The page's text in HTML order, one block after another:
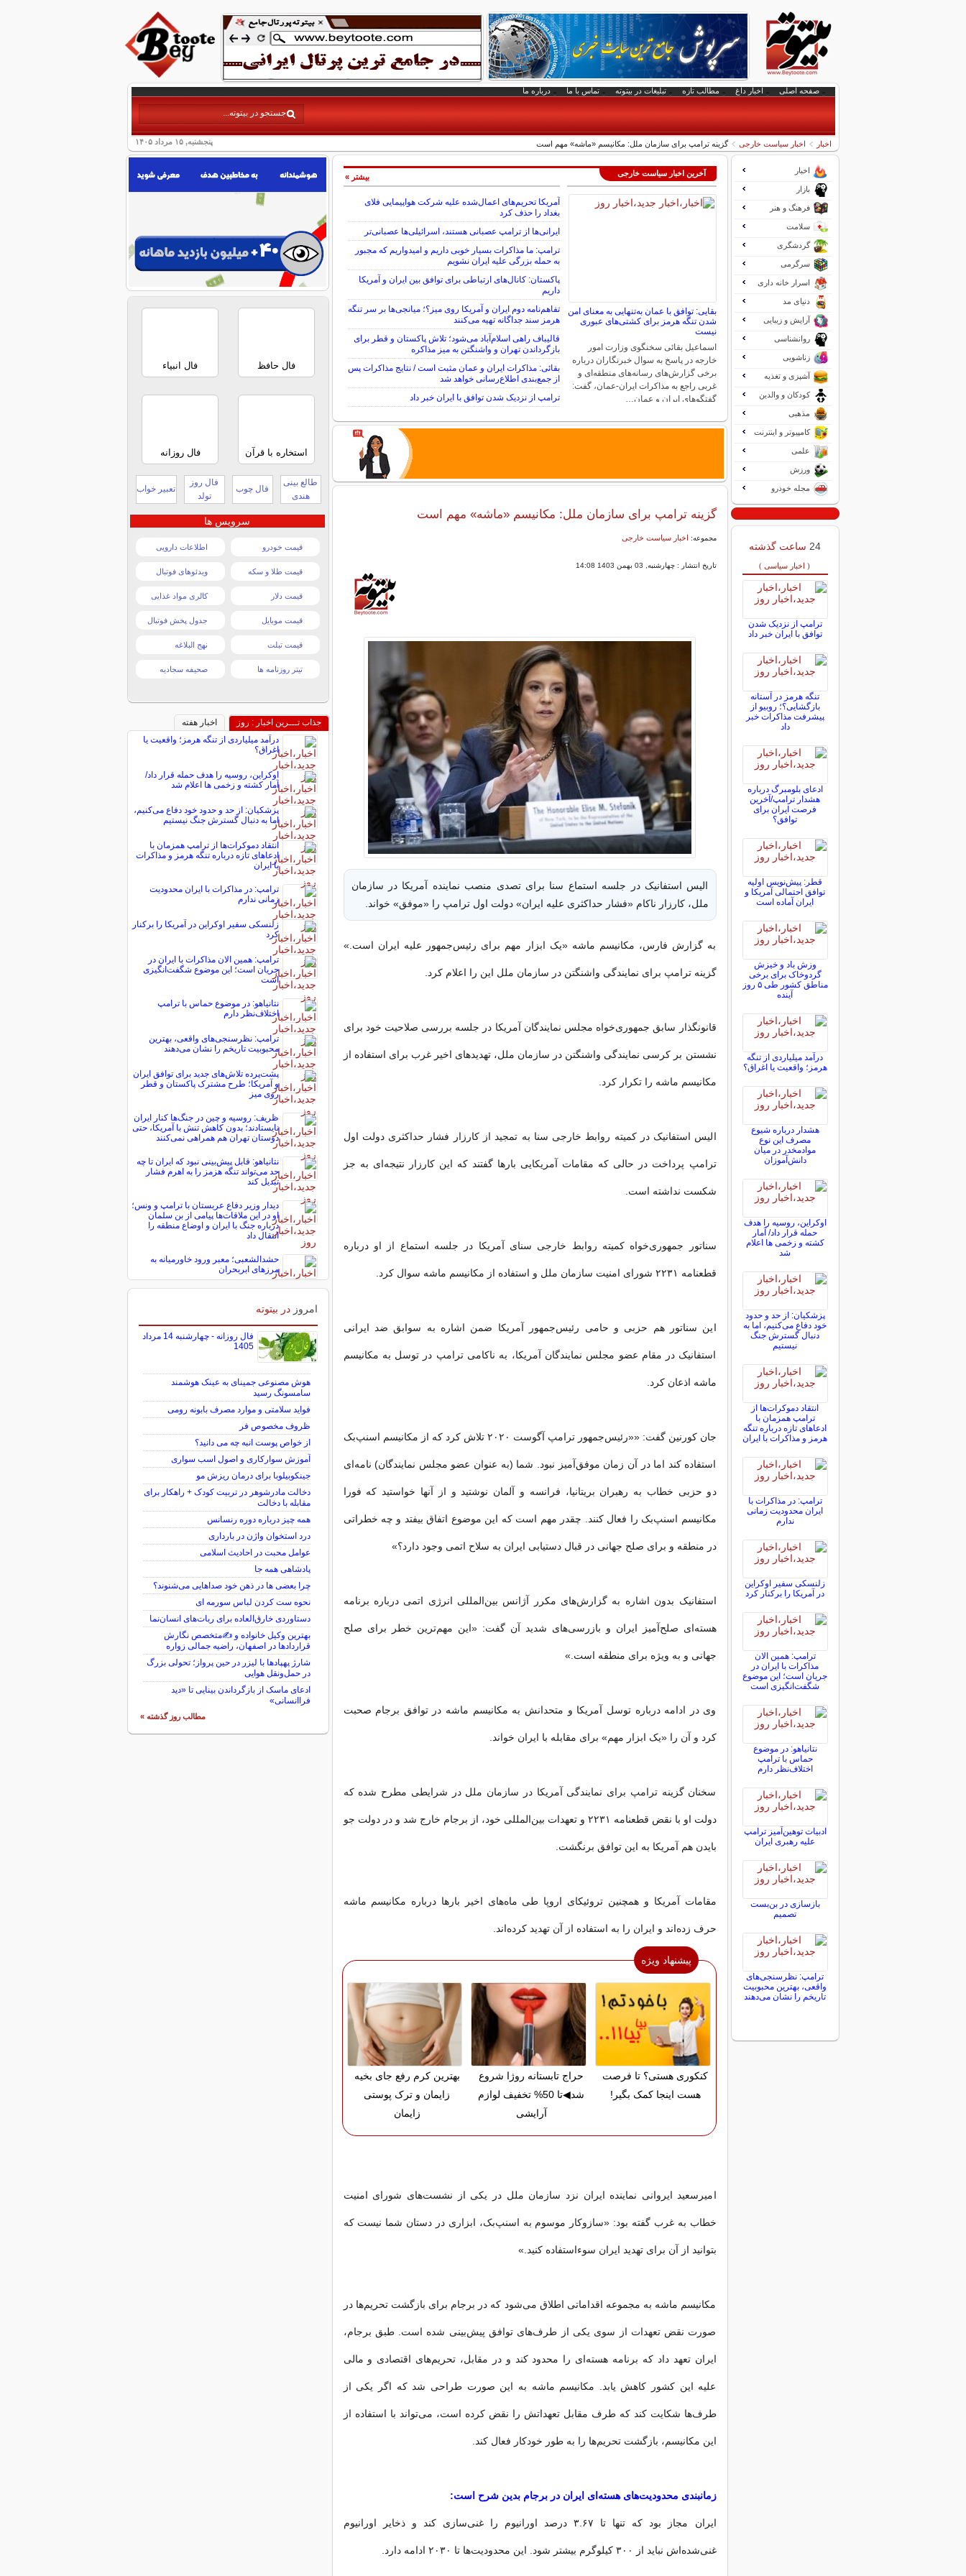
صفحه اصلی اخبار داغ مطالب تازه تبلیغات در بیتوته تماس با ما درباره ما
پنجشنبه, ۱۵ مرداد ۱۴۰۵ اخبار اخبار سیاست خارجی گزینه ترامپ برای سازمان ملل: مکانیسم «ماشه» مهم است
آخرین اخبار سیاست خارجی
بقایی: توافق با عمان به‌تنهایی به معنای امن
شدن تنگه هرمز برای کشتی‌های عبوری
نیست
اسماعیل بقائی سخنگوی وزارت امور
خارجه در پاسخ به سوال خبرنگاران درباره
برخی گزارش‌های رسانه‌های منطقه‌ای و
غربی راجع به مذاکرات ایران-عمان، گفت:
گفتگوهای ایران و عمان…
آمریکا تحریم‌های اعمال‌شده علیه شرکت هواپیمایی فلای
بغداد را حذف کرد
ایرانی‌ها از ترامپ عصبانی هستند، اسرائیلی‌ها عصبانی‌تر
ترامپ: ما مذاکرات بسیار خوبی داریم و امیدواریم که مجبور
به حمله بزرگی علیه ایران نشویم
پاکستان: کانال‌های ارتباطی برای توافق بین ایران و آمریکا
داریم
تفاهم‌نامه دوم ایران و آمریکا روی میز؟؛ میانجی‌ها بر سر تنگه
هرمز سند جداگانه تهیه می‌کنند
قالیباف راهی اسلام‌آباد می‌شود؛ تلاش پاکستان و قطر برای
بازگرداندن تهران و واشنگتن به میز مذاکره
بقائی: مذاکرات ایران و عمان مثبت است / نتایج مذاکرات پس
از جمع‌بندی اطلاع‌رسانی خواهد شد
ترامپ از نزدیک شدن توافق با ایران خبر داد
بیشتر »
گزینه ترامپ برای سازمان ملل: مکانیسم «ماشه» مهم است
مجموعه: اخبار سیاست خارجی
تاریخ انتشار : چهارشنبه, 03 بهمن 1403 14:08
الیس استفانیک در جلسه استماع سنا برای تصدی منصب نماینده آمریکا در سازمان
ملل، کارزار ناکام «فشار حداکثری علیه ایران» دولت اول ترامپ را «موفق» خواند.
به گزارش فارس، مکانیسم ماشه «یک ابزار مهم برای رئیس‌جمهور علیه ایران است.»
گزینه ترامپ برای نمایندگی واشنگتن در سازمان ملل این را اعلام کرد.
قانونگذار سابق جمهوری‌خواه مجلس نمایندگان آمریکا در جلسه بررسی صلاحیت خود برای
نشستن بر کرسی نمایندگی واشنگتن در سازمان ملل، تهدیدهای اخیر غرب برای استفاده از
مکانیسم ماشه را تکرار کرد.
الیس استفانیک در کمیته روابط خارجی سنا به تمجید از کارزار فشار حداکثری دولت اول
ترامپ پرداخت در حالی که مقامات آمریکایی بارها گفتند که این کارزار نتیجه‌ای به جز
شکست نداشته است.
سناتور جمهوری‌خواه کمیته روابط خارجی سنای آمریکا در جلسه استماع از او درباره
قطعنامه ۲۲۳۱ شورای امنیت سازمان ملل و استفاده از مکانیسم ماشه سوال کرد.
این سناتور هم حزبی و حامی رئیس‌جمهور آمریکا ضمن اشاره‌ به سوابق ضد ایرانی
استفانیک در مقام عضو مجلس نمایندگان آمریکا، به ناکامی ترامپ در توسل به مکانیسم
ماشه اذعان کرد.
جان کورنین گفت: ««رئیس‌جمهور ترامپ آگوست ۲۰۲۰ تلاش کرد که از مکانیسم اسنپ‌بک
استفاده کند اما در آن زمان موفق‌آمیز نبود. شما (به عنوان عضو مجلس نمایندگان) نامه‌ای
دو حزبی خطاب به رهبران بریتانیا، فرانسه و آلمان نوشتید و از آنها خواستید که فورا
مکانیسم اسنپ‌بک را فعال کنند. چقدر مهم است که این موضوع اتفاق بیفتد و چه خطراتی
در منطقه و برای صلح جهانی در قبال دستیابی ایران به سلاح اتمی وجود دارد؟»
استفانیک بدون اشاره به گزارش‌های مکرر آژانس بین‌المللی انرژی اتمی درباره برنامه‌
هسته‌ای صلح‌آمیز ایران و بازرسی‌های شدید آن گفت: «این مهم‌ترین خطر برای صلح
جهانی و به ویژه برای منطقه است.»
وی در ادامه درباره توسل آمریکا و متحدانش به مکانیسم ماشه در توافق برجام صحبت
کرد و آن را «یک ابزار مهم» برای مقابله با ایران خواند.
سخنان گزینه ترامپ برای نمایندگی آمریکا در سازمان ملل در شرایطی مطرح شده که
دولت او با نقض قطعنامه ۲۲۳۱ و تعهدات بین‌المللی خود، از برجام خارج شد و در دولت جو
بایدن هم آمریکا به این توافق برنگشت.
مقامات آمریکا و همچنین تروئیکای اروپا طی ماه‌های اخیر بارها درباره مکانیسم ماشه
حرف زده‌اند و ایران را به استفاده از آن تهدید کرده‌اند.
پیشنهاد ویژه
کنکوری هستی؟ تا فرصت
هست اینجا کمک بگیر!
حراج تابستانه روژا شروع
شد◀تا 50% تخفیف لوازم
آرایشی
بهترین کرم رفع جای بخیه
زایمان و ترک پوستی
زایمان
امیرسعید ایروانی نماینده ایران نزد سازمان ملل در یکی از نشست‌های شورای امنیت
خطاب به غرب گفته بود: «سازوکار موسوم به اسنپ‌بک، ابزاری در دستان شما نیست که
بتوانید از آن برای تهدید ایران سوءاستفاده کنید.»
مکانیسم ماشه به مجموعه اقداماتی اطلاق می‌شود که در برجام برای بازگشت تحریم‌ها در
صورت نقض تعهدات از سوی یکی از طرف‌های توافق پیش‌بینی شده است. طبق برجام،
ایران تعهد داد که برنامه هسته‌ای را محدود کند و در مقابل، تحریم‌های اقتصادی و مالی
علیه این کشور کاهش یابد. مکانیسم ماشه به این صورت طراحی شد که اگر یکی از
طرف‌ها شکایت کند که طرف مقابل تعهداتش را نقض کرده است، می‌تواند با استفاده از
این مکانیسم، بازگشت تحریم‌ها را به طور خودکار فعال کند.
زمانبندی محدودیت‌های هسته‌ای ایران در برجام بدین شرح است:
ایران مجاز بود که تنها تا ۳.۶۷ درصد اورانیوم را غنی‌سازی کند و ذخایر اورانیوم
غنی‌شده‌اش نباید از ۳۰۰ کیلوگرم بیشتر شود. این محدودیت‌ها تا ۲۰۳۰ ادامه دارد.
اخبار
بازار
فرهنگ و هنر
سلامت
گردشگری
سرگرمی
اسرار خانه داری
دنیای مد
آرایش و زیبایی
روانشناسی
زناشویی
آشپزی و تغذیه
کودکان و والدین
مذهبی
کامپیوتر و اینترنت
علمی
ورزش
مجله خودرو
24 ساعت گذشته
( اخبار سیاسی )
ترامپ از نزدیک شدن
توافق با ایران خبر داد
تنگه هرمز در آستانه
بازگشایی؟؛ روبیو از
پیشرفت مذاکرات خبر
داد
ادعای بلومبرگ درباره
هشدار ترامپ/آخرین
فرصت ایران برای
توافق؟
قطر: پیش‌نویس اولیه
توافق احتمالی آمریکا و
ایران آماده است
وزش باد و خیزش
گردوخاک برای برخی
مناطق کشور طی ۵ روز
آینده
درآمد میلیاردی از تنگه
هرمز؛ واقعیت یا اغراق؟
هشدار درباره شیوع
مصرف این نوع
موادمخدر در میان
دانش‌آموزان
اوکراین، روسیه را هدف
حمله قرار داد/ آمار
کشته و زخمی ها اعلام
شد
پزشکیان: از حد و حدود
خود دفاع می‌کنیم، اما به
دنبال گسترش جنگ
نیستیم
انتقاد دموکرات‌ها از
ترامپ همزمان با
ادعاهای تازه درباره تنگه
هرمز و مذاکرات با ایران
ترامپ: در مذاکرات با
ایران محدودیت زمانی
ندارم
زلنسکی سفیر اوکراین
در آمریکا را برکنار کرد
ترامپ: همین الان
مذاکرات با ایران در
جریان است؛ این موضوع
شگفت‌انگیزی است
نتانیاهو: در موضوع
حماس با ترامپ
اختلاف‌نظر دارم
ادبیات توهین‌آمیز ترامپ
علیه رهبری ایران
بازسازی در بن‌بست
تصمیم
ترامپ: نظرسنجی‌های
واقعی، بهترین محبوبیت
تاریخم را نشان می‌دهند
فال حافظ فال انبیاء
استخاره با قرآن فال روزانه
طالع بینی
هندی
فال چوب
فال روز
تولد
تعبیر خواب
سرویس ها
قیمت خودرو اطلاعات دارویی
قیمت طلا و سکه ویدئوهای فوتبال
قیمت دلار کالری مواد غذایی
قیمت موبایل جدول پخش فوتبال
قیمت تبلت نهج البلاغه
تیتر روزنامه ها صحیفه سجادیه
جذاب تـــرین اخبار : روز
اخبار هفته
درآمد میلیاردی از تنگه هرمز؛ واقعیت یا
اغراق؟
اوکراین، روسیه را هدف حمله قرار داد/
آمار کشته و زخمی ها اعلام شد
پزشکیان: از حد و حدود خود دفاع می‌کنیم،
اما به دنبال گسترش جنگ نیستیم
انتقاد دموکرات‌ها از ترامپ همزمان با
ادعاهای تازه درباره تنگه هرمز و مذاکرات
با ایران
ترامپ: در مذاکرات با ایران محدودیت
زمانی ندارم
زلنسکی سفیر اوکراین در آمریکا را برکنار
کرد
ترامپ: همین الان مذاکرات با ایران در
جریان است؛ این موضوع شگفت‌انگیزی
است
نتانیاهو: در موضوع حماس با ترامپ
اختلاف‌نظر دارم
ترامپ: نظرسنجی‌های واقعی، بهترین
محبوبیت تاریخم را نشان می‌دهند
پشت‌پرده تلاش‌های جدید برای توافق ایران
و آمریکا؛ طرح مشترک پاکستان و قطر
روی میز
ظریف: روسیه و چین در جنگ‌ها کنار ایران
نایستادند؛ بدون کاهش تنش با آمریکا، حتی
دوستان تهران هم همراهی نمی‌کنند
نتانیاهو: قابل پیش‌بینی نبود که ایران تا چه
حد می‌تواند تنگه هزمز را به اهرم فشار
تبدیل کند
دیدار وزیر دفاع عربستان با ترامپ و ونس؛
او در این ملاقات‌ها پیامی از بن سلمان
درباره جنگ با ایران و اوضاع منطقه را
انتقال داد
حشدالشعبی؛ معبر ورود خاورمیانه به
مرزهای ابربحران
امروز در بیتوته
فال روزانه - چهارشنبه 14 مرداد
1405
هوش مصنوعی جمینای به عینک هوشمند
سامسونگ رسید
فواید سلامتی و موارد مصرف بابونه رومی
ظروف مخصوص فر
از خواص پوست انبه چه می دانید؟
آموزش سوارکاری و اصول اسب سواری
جینکوبیلوبا برای درمان ریزش مو
دخالت مادرشوهر در تربیت کودک + راهکار برای
مقابله با دخالت
همه چیز درباره دوره رنسانس
درد استخوان واژن در بارداری
عوامل محبت در احادیث اسلامى
پادشاهی همه جا
چرا بعضی ها در ذهن خود صداهایی می‌شنوند؟
نحوه ست کردن لباس سورمه ای
دستاوردی خارق‌العاده برای ربات‌های انسان‌نما
بهترین وکیل خانواده و ✍️متخصص نگارش
قراردادها در اصفهان، راضیه جمالی زواره
شارژ پهپادها با لیزر در حین پرواز؛ تحولی بزرگ
در حمل‌ونقل هوایی
ادعای ماسک از بازگرداندن بینایی تا «دید
فراانسانی»
مطالب روز گذشته »